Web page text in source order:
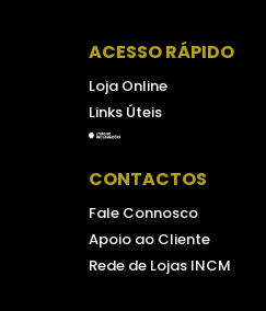
ACESSO RÁPIDO
Loja Online
Links Úteis
CONTACTOS
Fale Connosco
Apoio ao Cliente
Rede de Lojas INCM